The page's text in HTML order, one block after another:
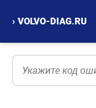
› VOLVO-DIAG.RU